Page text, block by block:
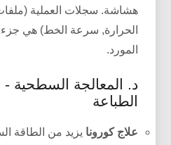
هشاشة. سجلات العملية
الحرارة, سرعة الخط) هي
المورد.
د. المعالجة السطحية -
الطباعة
علاج كورونا يزيد من الطاقة